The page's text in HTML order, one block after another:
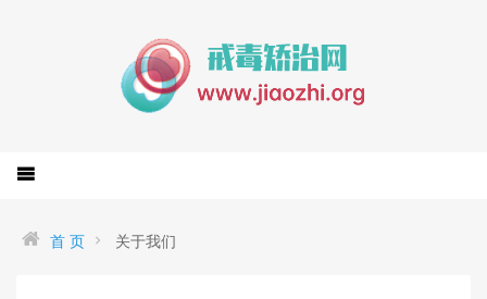
首 页 关于我们